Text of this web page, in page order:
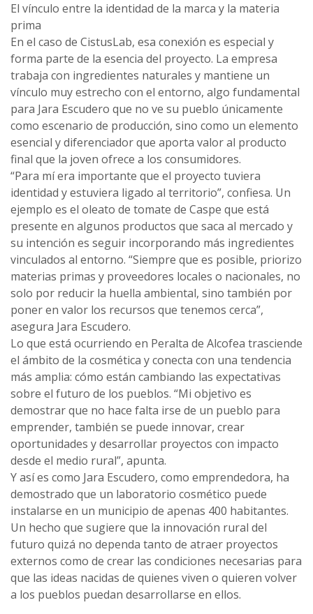
El vínculo entre la identidad de la marca y la materia
prima
En el caso de CistusLab, esa conexión es especial y
forma parte de la esencia del proyecto. La empresa
trabaja con ingredientes naturales y mantiene un
vínculo muy estrecho con el entorno, algo fundamental
para Jara Escudero que no ve su pueblo únicamente
como escenario de producción, sino como un elemento
esencial y diferenciador que aporta valor al producto
final que la joven ofrece a los consumidores.
“Para mí era importante que el proyecto tuviera
identidad y estuviera ligado al territorio”, confiesa. Un
ejemplo es el oleato de tomate de Caspe que está
presente en algunos productos que saca al mercado y
su intención es seguir incorporando más ingredientes
vinculados al entorno. “Siempre que es posible, priorizo
materias primas y proveedores locales o nacionales, no
solo por reducir la huella ambiental, sino también por
poner en valor los recursos que tenemos cerca”,
asegura Jara Escudero.
Lo que está ocurriendo en Peralta de Alcofea trasciende
el ámbito de la cosmética y conecta con una tendencia
más amplia: cómo están cambiando las expectativas
sobre el futuro de los pueblos. “Mi objetivo es
demostrar que no hace falta irse de un pueblo para
emprender, también se puede innovar, crear
oportunidades y desarrollar proyectos con impacto
desde el medio rural”, apunta.
Y así es como Jara Escudero, como emprendedora, ha
demostrado que un laboratorio cosmético puede
instalarse en un municipio de apenas 400 habitantes.
Un hecho que sugiere que la innovación rural del
futuro quizá no dependa tanto de atraer proyectos
externos como de crear las condiciones necesarias para
que las ideas nacidas de quienes viven o quieren volver
a los pueblos puedan desarrollarse en ellos.